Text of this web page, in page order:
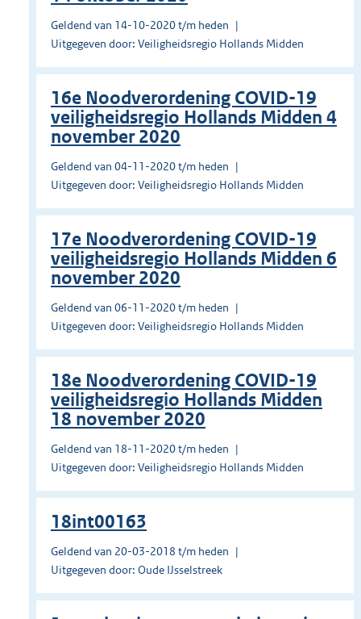
Geldend van 14-10-2020 t/m heden
Uitgegeven door: Veiligheidsregio Hollands Midden
16e Noodverordening COVID-19
veiligheidsregio Hollands Midden 4
november 2020
Geldend van 04-11-2020 t/m heden
Uitgegeven door: Veiligheidsregio Hollands Midden
17e Noodverordening COVID-19
veiligheidsregio Hollands Midden 6
november 2020
Geldend van 06-11-2020 t/m heden
Uitgegeven door: Veiligheidsregio Hollands Midden
18e Noodverordening COVID-19
veiligheidsregio Hollands Midden
18 november 2020
Geldend van 18-11-2020 t/m heden
Uitgegeven door: Veiligheidsregio Hollands Midden
18int00163
Geldend van 20-03-2018 t/m heden
Uitgegeven door: Oude IJsselstreek